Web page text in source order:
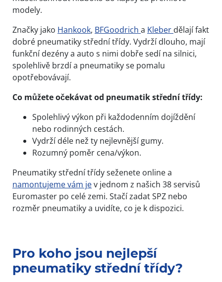
modely.
Značky jako Hankook, BFGoodrich a Kleber dělají fakt
dobré pneumatiky střední třídy. Vydrží dlouho, mají
funkční dezény a auto s nimi dobře sedí na silnici,
spolehlivě brzdí a pneumatiky se pomalu
opotřebovávají.
Co můžete očekávat od pneumatik střední třídy:
Spolehlivý výkon při každodenním dojíždění
nebo rodinných cestách.
Vydrží déle než ty nejlevnější gumy.
Rozumný poměr cena/výkon.
Pneumatiky střední třídy seženete online a
namontujeme vám jev jednom z našich 38 servisů
Euromaster po celé zemi. Stačí zadat SPZ nebo
rozměr pneumatiky a uvidíte, co je k dispozici.
Pro koho jsou nejlepší
pneumatiky střední třídy?